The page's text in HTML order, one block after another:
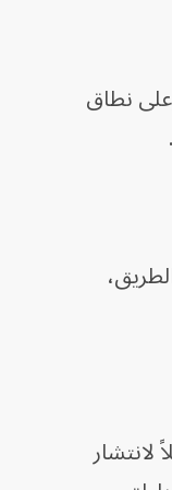
نطاق